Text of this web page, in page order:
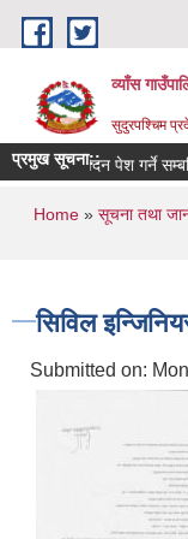
Skip to main content
व्याँस
सुदुरपश्चिम
प्रमुख सूचना::
पदमा आवेदन पेश गर्ने
You are
Home» सूचना तथा
सिविल
Submitted on: